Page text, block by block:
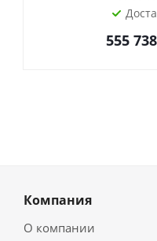
555
Компания
О компании